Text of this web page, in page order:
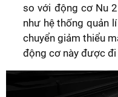
so với động cơ Nu
như hệ thống quản
chuyển giảm thiểu
động cơ này được